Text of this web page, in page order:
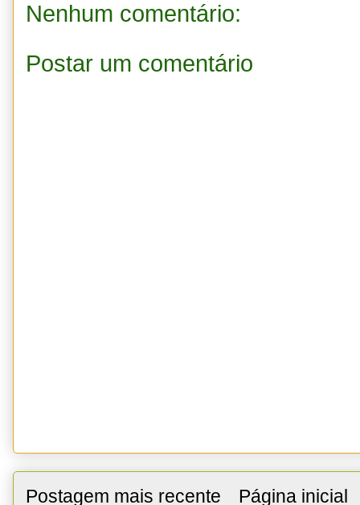
Nenhum comentário:
Postar um comentário
Postagem mais recente Página inicial